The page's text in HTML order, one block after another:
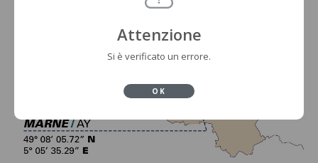
Attenzione
Si è verificato un errore.
OK